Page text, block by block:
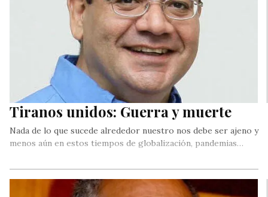
Tiranos unidos: Guerra y muerte
Nada de lo que sucede alrededor nuestro nos debe ser ajeno y
menos aún en estos tiempos de globalización, pandemias…